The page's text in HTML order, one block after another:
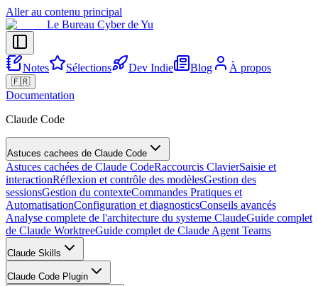
Aller au contenu principal
Le Bureau Cyber de Yu
Notes Sélections Dev Indie Blog À propos
🇫🇷
Documentation
Claude Code
Astuces cachees de Claude Code
Astuces cachées de Claude CodeRaccourcis ClavierSaisie et
interactionRéflexion et contrôle des modèlesGestion des
sessionsGestion du contexteCommandes Pratiques et
AutomatisationConfiguration et diagnosticsConseils avancés
Analyse complete de l'architecture du systeme ClaudeGuide complet
de Claude WorktreeGuide complet de Claude Agent Teams
Claude Skills
Claude Code Plugin